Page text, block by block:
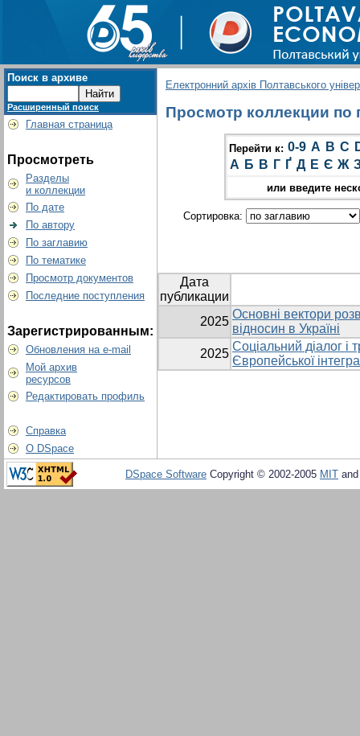
Поиск в архиве
Расширенный поиск
Главная страница
Просмотреть
Разделы
и коллекции
По дате
По автору
По заглавию
По тематике
Просмотр документов
Последние поступления
Зарегистрированным:
Обновления на e-mail
Мой архив
ресурсов
Редактировать профиль
Справка
О DSpace
Електронний архів Полтавського
Просмотр коллекции по
Перейти к: 0-9 A B C
А Б В Г Ґ Д Е Є Ж
или введите
Сортировка:
Дата
публикации
2025
Основні вектори
відносин в Україні
2025
Соціальний діалог і
Європейської
DSpace Software Copyright © 2002-2005 MIT